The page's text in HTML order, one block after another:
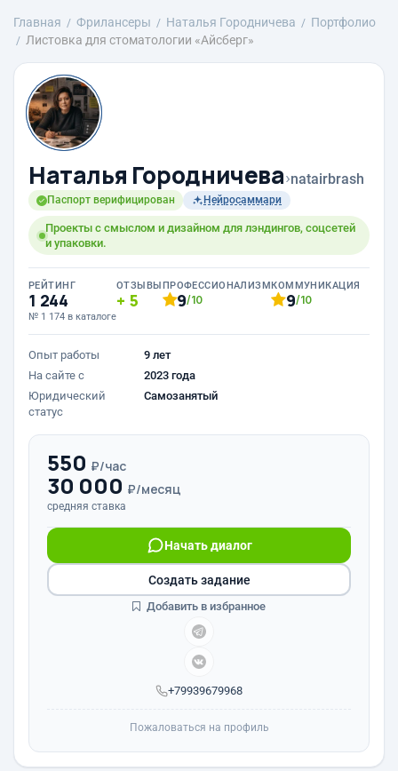
Главная Фрилансеры Наталья Городничева
Портфолио
Листовка для стоматологии «Айсберг»
Наталья Городничева›natairbrash
Паспорт верифицирован Нейросаммари
Проекты с смыслом и дизайном для лэндингов, соцсетей
и упаковки.
РЕЙТИНГ
1 244
№ 1 174 в каталоге
ОТЗЫВЫ
5
ПРОФЕССИОНАЛИЗМ
9/10
КОММУНИКАЦИЯ
9/10
Опыт работы
9 лет
На сайте с
2023 года
Юридический
статус
Самозанятый
550 ₽/час
30 000 ₽/месяц
средняя ставка
+79939679968
Начать диалог
Создать задание
Добавить в избранное
Пожаловаться на профиль